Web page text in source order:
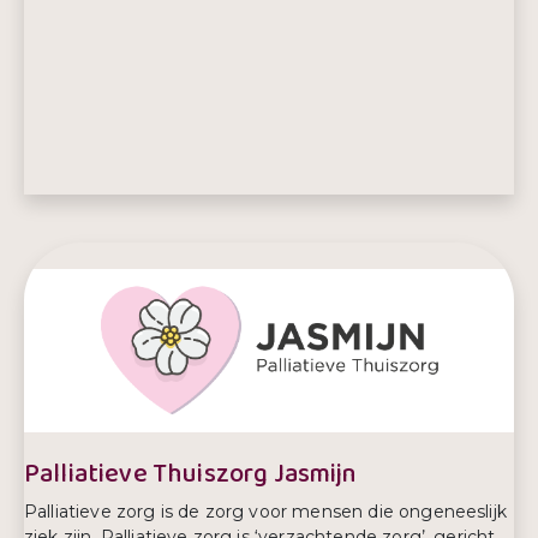
E-mailadres:
info@stichtingquestio.nl
Telefoonnummer:
06-38840277
Palliatieve Thuiszorg Jasmijn
Palliatieve zorg is de zorg voor mensen die ongeneeslijk